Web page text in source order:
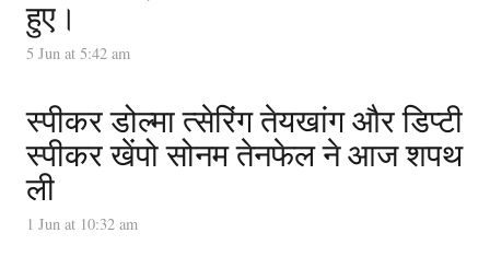
हुए।
5 Jun at 5:42 am
स्पीकर डोल्मा त्सेरिंग तेयखांग और डिप्टी
स्पीकर खेंपो सोनम तेनफेल ने आज शपथ
ली
1 Jun at 10:32 am